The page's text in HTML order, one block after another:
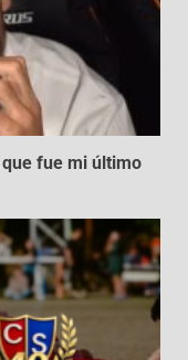
fue mi último